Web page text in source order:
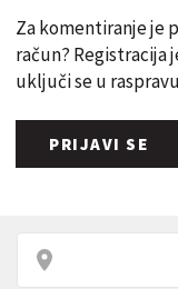
Za komentiranje je
račun? Registracija
uključi se u
PRIJAVI SE